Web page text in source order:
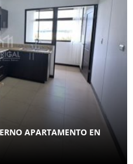
APARTAMENTO EN